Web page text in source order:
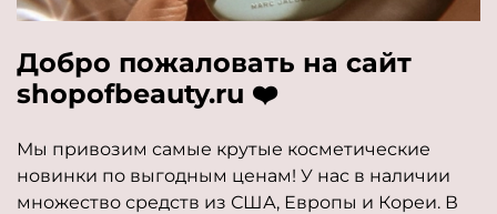
Добро пожаловать на сайт
shopofbeauty.ru ❤️
Мы привозим самые крутые косметические
новинки по выгодным ценам! У нас в наличии
множество средств из США, Европы и Кореи. В